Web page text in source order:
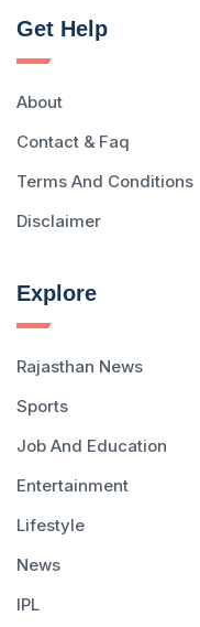
Get Help
About
Contact & Faq
Terms And Conditions
Disclaimer
Explore
Rajasthan News
Sports
Job And Education
Entertainment
Lifestyle
News
IPL